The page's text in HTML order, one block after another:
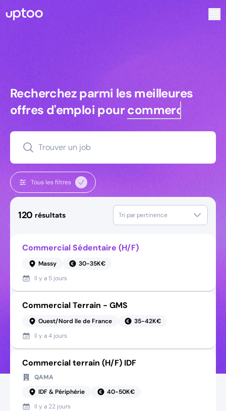
Recherchez parmi les meilleures
Recherchez parmi les meilleures
offres d'emploi pourcommerciaux
Trouver un job
Tous les filtres
120 résultats Tri par pertinence
Commercial Sédentaire (H/F)
Massy
30-35K€
Il y a 5 jours
Commercial Terrain - GMS
Ouest/Nord Ile de France
35-42K€
Il y a4 jours
Commercial terrain (H/F) IDF
QAMA
IDF & Périphérie
40-50K€
Il y a 22 jours